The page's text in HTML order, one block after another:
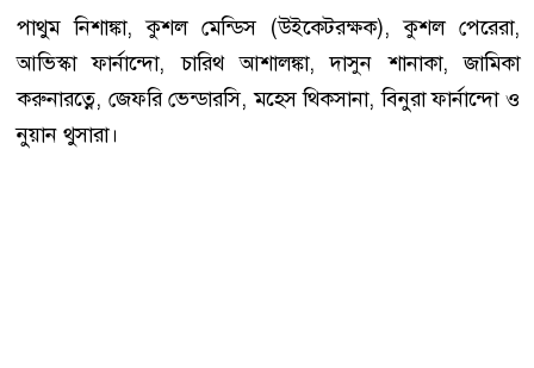
পাথুম নিশাঙ্কা, কুশল মেন্ডিস (উইকেটরক্ষক), কুশল পেরেরা,
আভিস্কা ফার্নান্দো, চারিথ আশালঙ্কা, দাসুন শানাকা, জামিকা
করুনারত্নে, জেফরি ভেন্ডারসি, মহেস থিকসানা, বিনুরা ফার্নান্দো ও
নুয়ান থুসারা।